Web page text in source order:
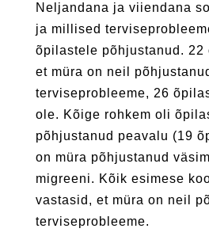
Neljandana ja viiendana
ja millised
õpilastele põhjustanud. 22
et müra on neil
terviseprobleeme, 26
ole. Kõige rohkem oli
põhjustanud peavalu (19
on müra põhjustanud
migreeni. Kõik esimese
vastasid, et müra on neil
terviseprobleeme.